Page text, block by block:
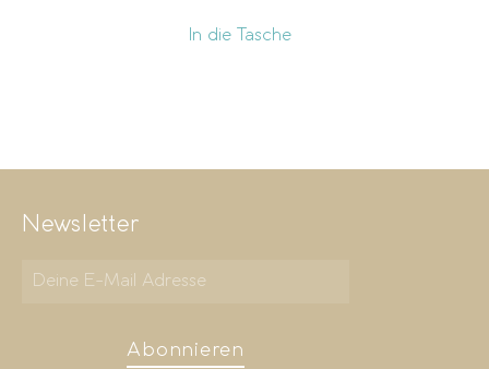
In die Tasche
Newsletter
Abonnieren